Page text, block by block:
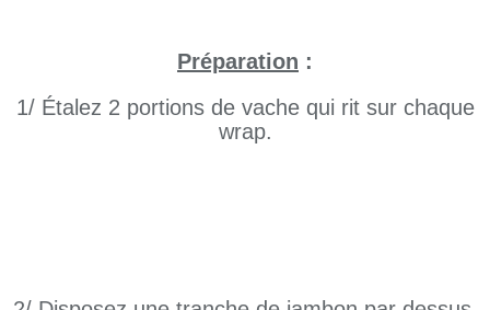
Préparation :
1/ Étalez 2 portions de vache qui rit sur chaque
wrap.